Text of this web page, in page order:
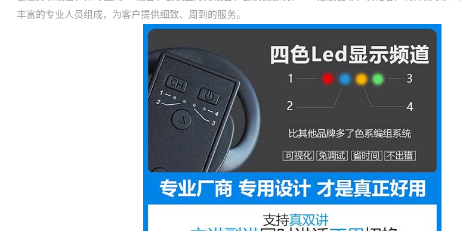
丰富的专业人员组成，为客户提供细致、周到的服务。